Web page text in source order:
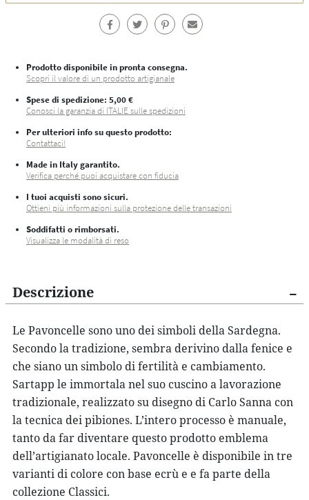
Prodotto disponibile in pronta consegna.
Scopri il valore di un prodotto artigianale
Spese di spedizione: 5,00 €
Conosci la garanzia di ITALIE sulle spedizioni
Per ulteriori info su questo prodotto:
Contattaci!
Made in Italy garantito.
Verifica perché puoi acquistare con fiducia
I tuoi acquisti sono sicuri.
Ottieni più informazioni sulla protezione delle transazioni
Soddifatti o rimborsati.
Visualizza le modalità di reso
Descrizione
Le Pavoncelle sono uno dei simboli della Sardegna.
Secondo la tradizione, sembra derivino dalla fenice e
che siano un simbolo di fertilità e cambiamento.
Sartapp le immortala nel suo cuscino a lavorazione
tradizionale, realizzato su disegno di Carlo Sanna con
la tecnica dei pibiones. L’intero processo è manuale,
tanto da far diventare questo prodotto emblema
dell’artigianato locale. Pavoncelle è disponibile in tre
varianti di colore con base ecrù e e fa parte della
collezione Classici.